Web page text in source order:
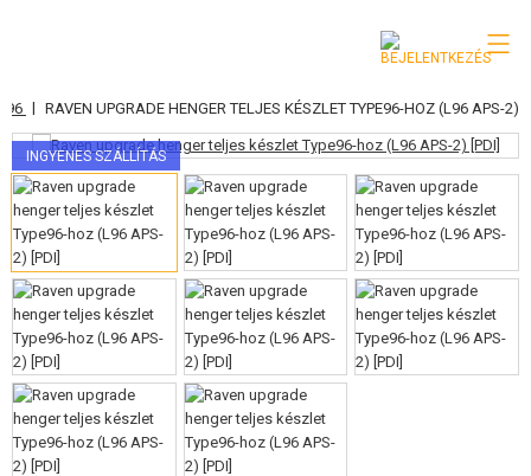
KATEGÓRIA
AIRSOFT FEGYVEREK
LÉGFEGYVEREK, CSÚZLIK
GRÁNÁTVETŐK, GRÁNÁTOK
LÖVEDÉK, GÁZ
AKKUMULÁTOROK, TÖLTŐK
TÁRAK
| RAVEN UPGRADE HENGER TELJES KÉSZLET TYPE96-HOZ (L96 APS-2)
INGYENES SZÁLLÍTÁS